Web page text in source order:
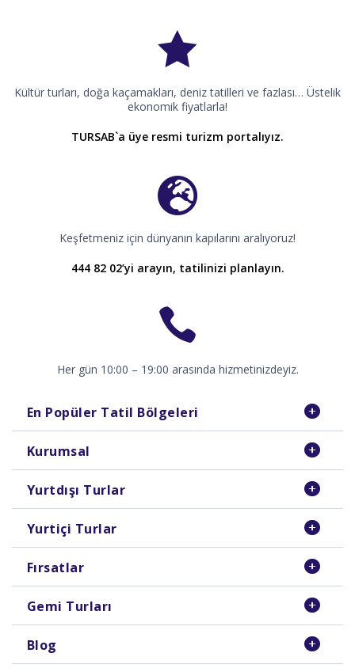
Kültür turları, doğa kaçamakları, deniz tatilleri ve fazlası… Üstelik
ekonomik fiyatlarla!
TURSAB`a üye resmi turizm portalıyız.
Keşfetmeniz için dünyanın kapılarını aralıyoruz!
444 82 02’yi arayın, tatilinizi planlayın.
Her gün 10:00 – 19:00 arasında hizmetinizdeyiz.
En Popüler Tatil Bölgeleri
Kurumsal
Yurtdışı Turlar
Yurtiçi Turlar
Fırsatlar
Gemi Turları
Blog